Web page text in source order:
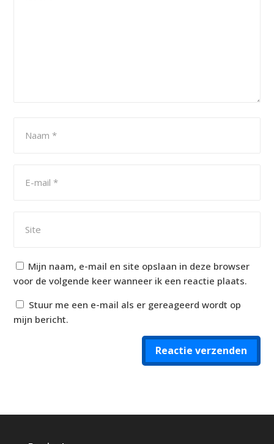
Mijn naam, e-mail en site opslaan in deze browser
voor de volgende keer wanneer ik een reactie plaats.
Stuur me een e-mail als er gereageerd wordt op
mijn bericht.
Reactie verzenden